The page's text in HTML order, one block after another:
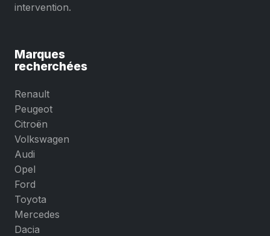
intervention.
Marques
recherchées
Renault
Peugeot
Citroën
Volkswagen
Audi
Opel
Ford
Toyota
Mercedes
Dacia